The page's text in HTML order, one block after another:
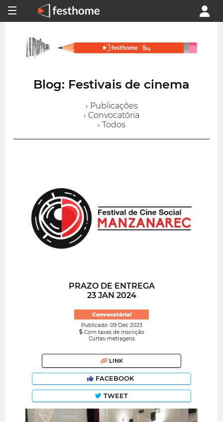
Blog: Festivais de cinema
› Publicações
› Convocatória
› Todos
PRAZO DE ENTREGA
23 JAN 2024
Convocatória!
Publicado: 09 Dec 2023
Com taxas de inscrição
Curtas-metragens
LINK
FACEBOOK
TWEET